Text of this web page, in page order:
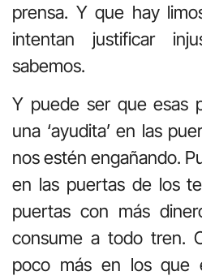
prensa. Y que hay
intentan justificar
sabemos.
Y puede ser que esas
una ‘ayudita’ en las
nos estén engañando.
en las puertas de los
puertas con más
consume a todo tren.
poco más en los que